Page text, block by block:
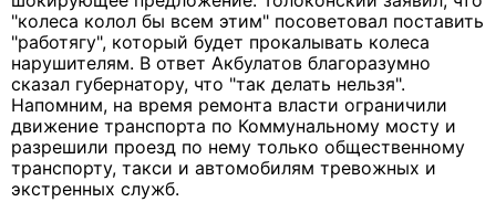
"колеса колол бы всем этим" посоветовал поставить
"работягу", который будет прокалывать колеса
нарушителям. В ответ Акбулатов благоразумно
сказал губернатору, что "так делать нельзя".
Напомним, на время ремонта власти ограничили
движение транспорта по Коммунальному мосту и
разрешили проезд по нему только общественному
транспорту, такси и автомобилям тревожных и
экстренных служб.